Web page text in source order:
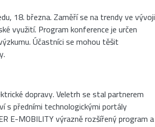
18. března. Zaměří se na trendy ve vývoji
využití. Program konference je určen
Účastníci se mohou těšit
dopravy. Veletrh se stal partnerem
s předními technologickými portály
E-MOBILITY výrazně rozšířený program a